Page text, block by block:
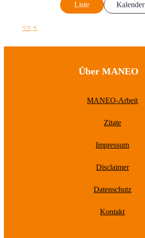
Liste Kalender
<< <
Über MANEO
MANEO-Arbeit
Zitate
Impressum
Disclaimer
Datenschutz
Kontakt